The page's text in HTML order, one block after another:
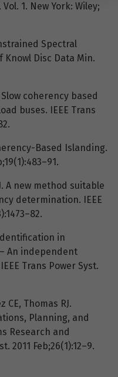
1. New York: Wiley;
Spectral
Knowl Disc Data Min.
Slow coherency based
buses. IEEE Trans
Based Islanding.
A new method suitable
determination. IEEE
in
An independent
Trans Power Syst.
Thomas RJ.
Planning, and
Research and
2011 Feb;26(1):12–9.